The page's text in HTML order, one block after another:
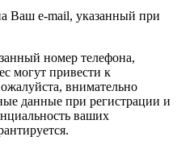
Ваш e-mail, указанный при
номер телефона,
могут привести к
внимательно
данные при регистрации и
ваших